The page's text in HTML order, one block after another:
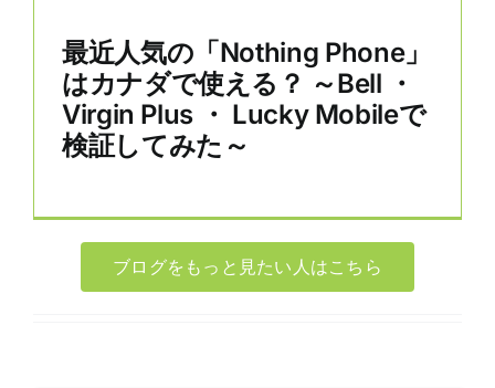
最近人気の「Nothing Phone」
はカナダで使える？ ～Bell ・
Virgin Plus ・ Lucky Mobileで
検証してみた～
ブログをもっと見たい人はこちら